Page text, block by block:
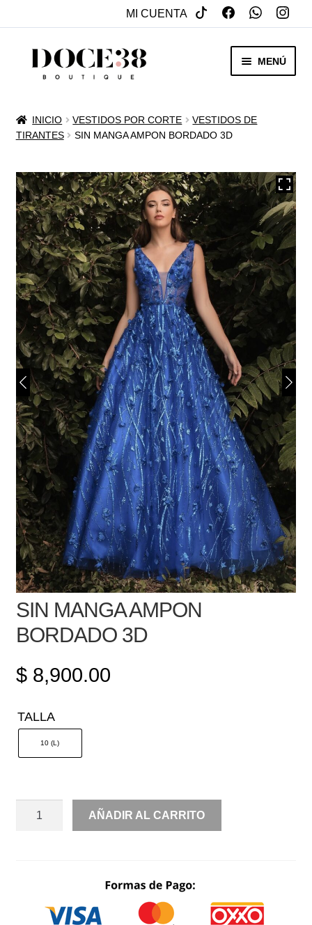
MI CUENTA
SALTAR
MENÚ
VENTA
REBAJAS
VESTIDOS DE NOVIA
OTROS
MENÚ
HIJO
ACCESORIOS
INICIO VESTIDOS POR CORTE
VESTIDOS DE
TIRANTES
SIN MANGA AMPON BORDADO 3D
SIN MANGA AMPON
BORDADO 3D
$8,900.00
TALLA
10 (L)
CANTIDAD
AÑADIR AL CARRITO